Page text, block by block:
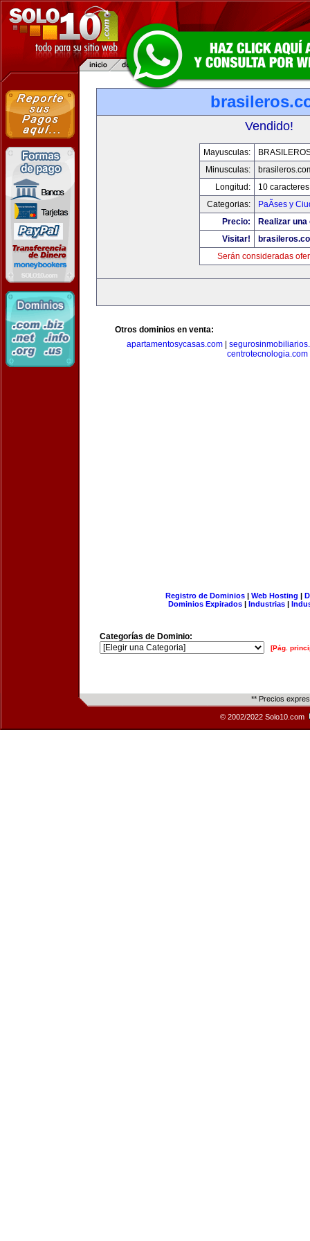
Vendido!
Mayusculas:
Minusculas:
Longitud:
10 caracteres
Categorias:
PaÃ­ses y
Precio:
Realizar
Visitar!
Serán consideradas
Otros dominios en venta:
apartamentosycasas.com|
centrotecnologia.com
Registro de Dominios| Web Hosting |
Dominios Expirados | Industrias |
Categorías de Dominio:
[Pág.
** Precios
© 2002/2022 Solo10.com